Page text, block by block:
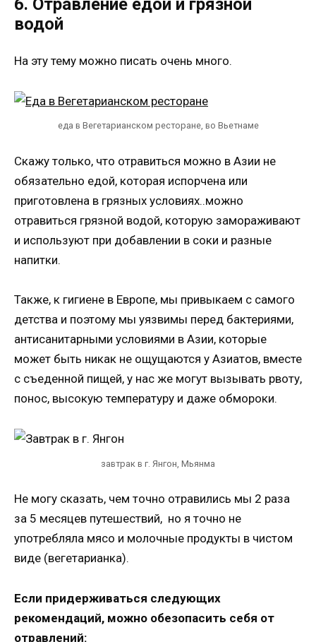
6. Отравление едой и грязной
водой
На эту тему можно писать очень много.
еда в Вегетарианском ресторане, во Вьетнаме
Скажу только, что отравиться можно в Азии не
обязательно едой, которая испорчена или
приготовлена в грязных условиях..можно
отравиться грязной водой, которую замораживают
и используют при добавлении в соки и разные
напитки.
Также, к гигиене в Европе, мы привыкаем с самого
детства и поэтому мы уязвимы перед бактериями,
антисанитарными условиями в Азии, которые
может быть никак не ощущаются у Азиатов, вместе
с съеденной пищей, у нас же могут вызывать рвоту,
понос, высокую температуру и даже обмороки.
завтрак в г. Янгон, Мьянма
Не могу сказать, чем точно отравились мы 2 раза
за 5 месяцев путешествий, но я точно не
употребляла мясо и молочные продукты в чистом
виде (вегетарианка).
Если придерживаться следующих
рекомендаций, можно обезопасить себя от
отравлений: